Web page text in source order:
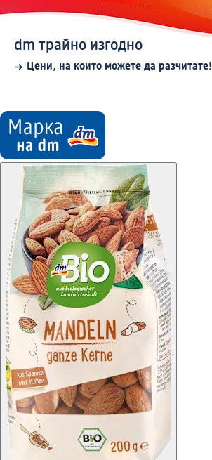
dm трайно изгодно
Цени, на които можете да разчитате!